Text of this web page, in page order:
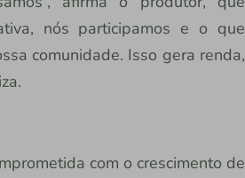
nós participamos e o que
comunidade. Isso gera renda,
com o crescimento de